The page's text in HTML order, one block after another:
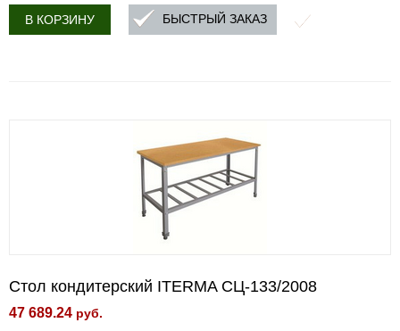
В КОРЗИНУ БЫСТРЫЙ ЗАКАЗ
Стол кондитерский ITERMA СЦ-133/2008
47 689.24 руб.